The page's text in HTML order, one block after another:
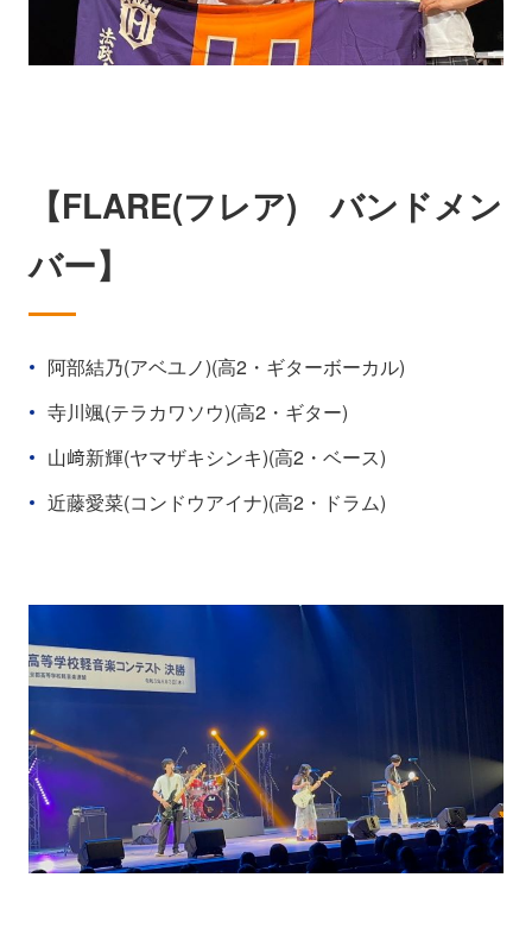
【FLARE(フレア) バンドメン
バー】
阿部結乃(アベユノ)(高2・ギターボーカル)
寺川颯(テラカワソウ)(高2・ギター)
山﨑新輝(ヤマザキシンキ)(高2・ベース)
近藤愛菜(コンドウアイナ)(高2・ドラム)